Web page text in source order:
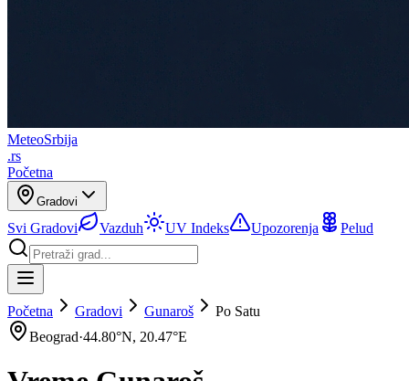
MeteoSrbija
.rs
Početna
Gradovi
Svi Gradovi Vazduh UV Indeks Upozorenja Pelud
Početna Gradovi Gunaroš
Po Satu
Beograd·44.80°N, 20.47°E